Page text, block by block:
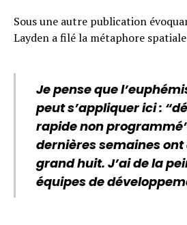
Sous une autre publication
Layden a filé la métaphore
Je pense que
peut s’appliquer ici :
rapide non
dernières semaines
grand huit. J’ai de la
équipes de